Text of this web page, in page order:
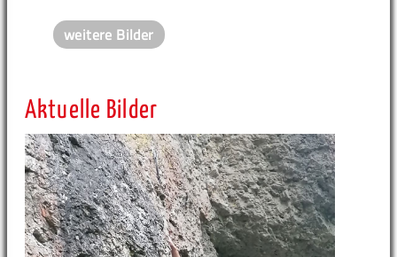
weitere Bilder
Aktuelle Bilder